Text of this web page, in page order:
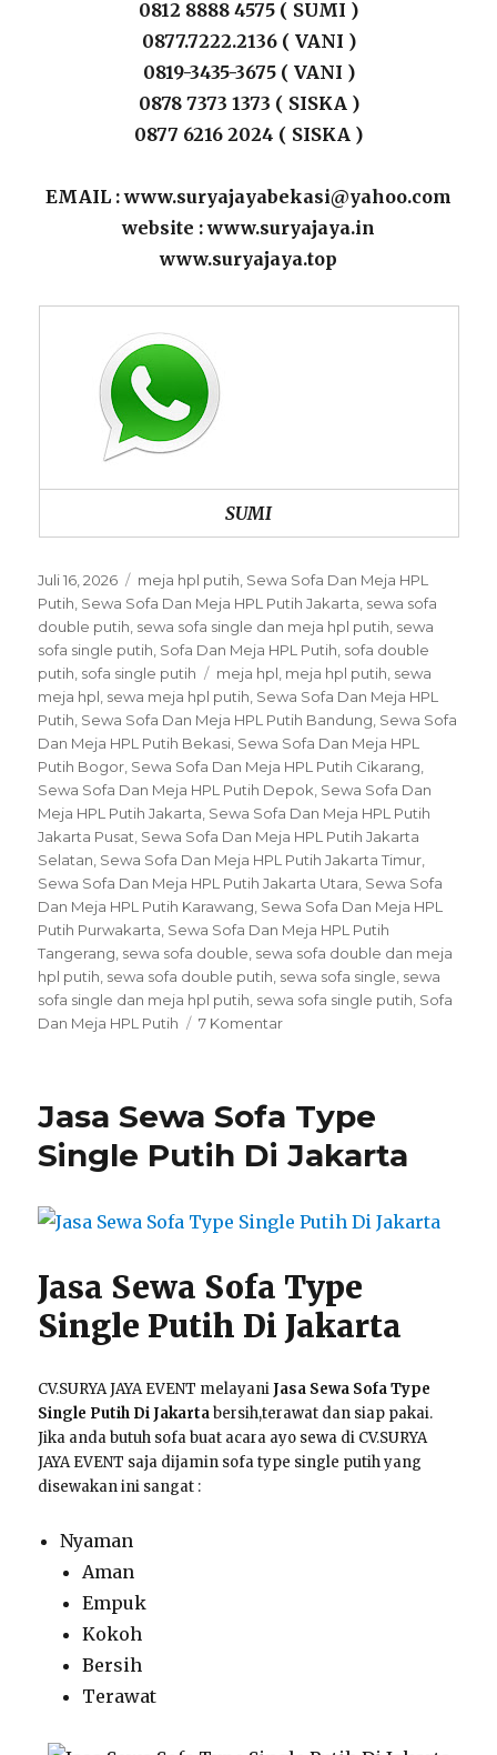
0812 8888 4575 ( SUMI )
0877.7222.2136 ( VANI )
0819-3435-3675 ( VANI )
0878 7373 1373 ( SISKA )
0877 6216 2024 ( SISKA )
EMAIL : www.suryajayabekasi@yahoo.com
website : www.suryajaya.in
www.suryajaya.top
SUMI
Posted
on
Juli 16, 2026 Categories
meja hpl putih Sewa Sofa Dan Meja HPL
Putih Sewa Sofa Dan Meja HPL Putih Jakarta sewa sofa
double putih sewa sofa single dan meja hpl putih sewa
sofa single putih Sofa Dan Meja HPL Putih sofa double
putih sofa single putih Tags
meja hpl meja hpl putih sewa
meja hpl sewa meja hpl putih Sewa Sofa Dan Meja HPL
Putih Sewa Sofa Dan Meja HPL Putih Bandung Sewa Sofa
Dan Meja HPL Putih Bekasi Sewa Sofa Dan Meja HPL
Putih Bogor Sewa Sofa Dan Meja HPL Putih Cikarang
Sewa Sofa Dan Meja HPL Putih Depok Sewa Sofa Dan
Meja HPL Putih Jakarta Sewa Sofa Dan Meja HPL Putih
Jakarta Pusat Sewa Sofa Dan Meja HPL Putih Jakarta
Selatan Sewa Sofa Dan Meja HPL Putih Jakarta Timur
Sewa Sofa Dan Meja HPL Putih Jakarta Utara Sewa Sofa
Dan Meja HPL Putih Karawang Sewa Sofa Dan Meja HPL
Putih Purwakarta Sewa Sofa Dan Meja HPL Putih
Tangerang sewa sofa double sewa sofa double dan meja
hpl putih sewa sofa double putih sewa sofa single sewa
sofa single dan meja hpl putih sewa sofa single putih Sofa
Dan Meja HPL Putih
7 Komentarpada
Meja
Putih
Jasa Sewa Sofa Type
Single Putih Di Jakarta
Jasa Sewa Sofa Type
Single Putih Di Jakarta
CV.SURYA JAYA EVENT melayaniJasa Sewa Sofa Type
Single Putih Di Jakartabersih,terawat dan siap pakai.
Jika anda butuh sofa buat acara ayo sewa di CV.SURYA
JAYA EVENT saja dijamin sofa type single putih yang
disewakan ini sangat :
Nyaman
Aman
Empuk
Kokoh
Bersih
Terawat